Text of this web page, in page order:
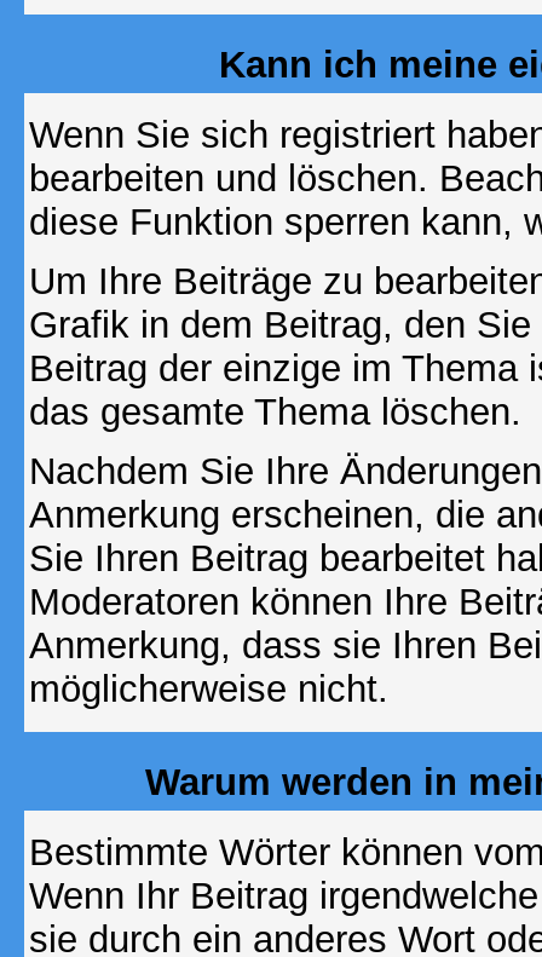
Kann ich meine
Wenn Sie sich registriert
bearbeiten und löschen.
diese Funktion sperren kann,
Um Ihre Beiträge zu
Grafik in dem Beitrag, den
Beitrag der einzige im Thema
das gesamte Thema löschen.
Nachdem Sie Ihre
Anmerkung erscheinen, die
Sie Ihren Beitrag bearbeitet
Moderatoren können Ihre
Anmerkung, dass sie Ihren
möglicherweise nicht.
Warum werden in
Bestimmte Wörter können
Wenn Ihr Beitrag
sie durch ein anderes Wort